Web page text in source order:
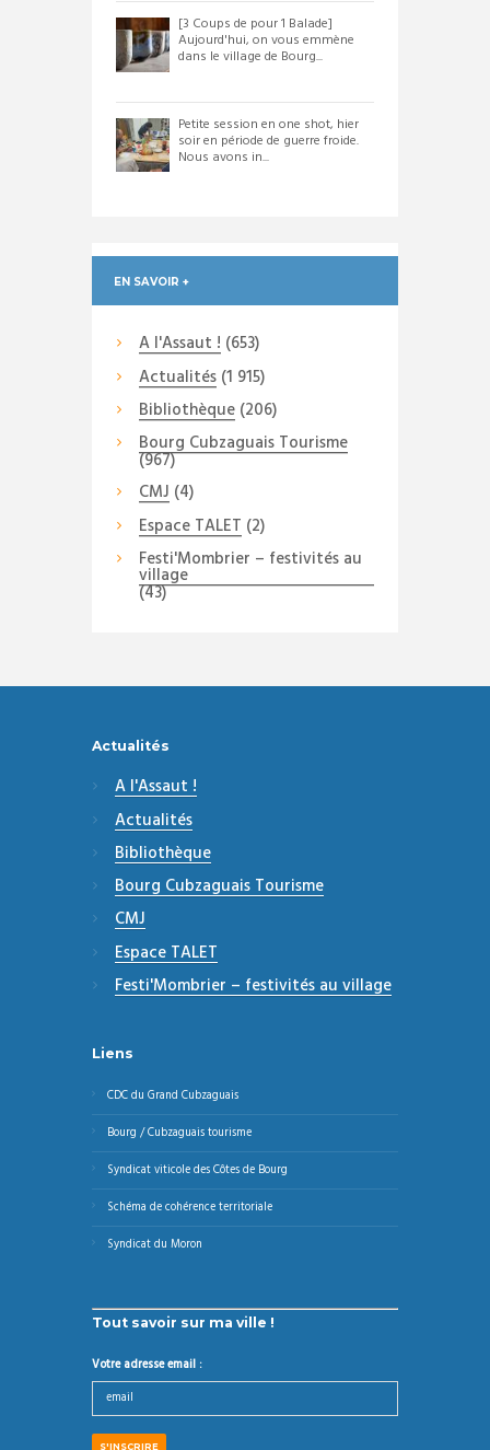
[3 Coups de pour 1 Balade]
Aujourd'hui, on vous emmène
dans le village de Bourg...
Petite session en one shot, hier
soir en période de guerre froide.
Nous avons in...
EN SAVOIR +
A l'Assaut ! (653)
Actualités(1 915)
Bibliothèque(206)
Bourg Cubzaguais Tourisme
(967)
CMJ (4)
Espace TALET (2)
Festi'Mombrier – festivités au
village
(43)
Actualités
A l'Assaut !
Actualités
Bibliothèque
Bourg Cubzaguais Tourisme
CMJ
Espace TALET
Festi'Mombrier – festivités au village
Liens
CDC du Grand Cubzaguais
Bourg / Cubzaguais tourisme
Syndicat viticole des Côtes de Bourg
Schéma de cohérence territoriale
Syndicat du Moron
Tout savoir sur ma ville !
Votre adresse email :